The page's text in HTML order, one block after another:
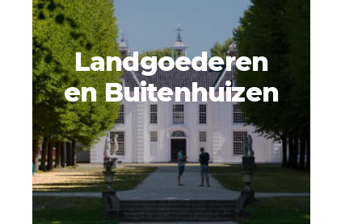
Landgoederen
en Buitenhuizen